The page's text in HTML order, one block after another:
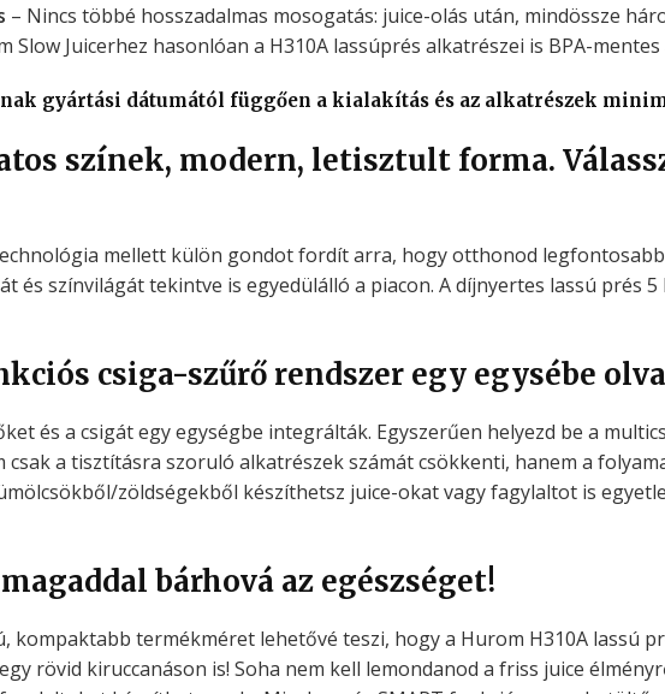
– Nincs többé hosszadalmas mosogatás: juice-olás után, mindössze
Slow Juicerhez hasonlóan a H310A lassúprés alkatrészei is BPA-
gyártási dátumától függően a kialakítás és az alkatrészek
színek, modern, letisztult forma.
mellett külön gondot fordít arra, hogy otthonod
és színvilágát tekintve is egyedülálló a piacon. A díjnyertes lassú prés
csiga-szűrő rendszer egy egysébe
és a csigát egy egységbe integrálták. Egyszerűen helyezd be a
csak a tisztításra szoruló alkatrészek számát csökkenti, hanem a
zöldségekből készíthetsz juice-okat vagy fagylaltot is
bárhová az egészséget!
kompaktabb termékméret lehetővé teszi, hogy a Hurom H310A lassú
rövid kiruccanáson is! Soha nem kell lemondanod a friss juice